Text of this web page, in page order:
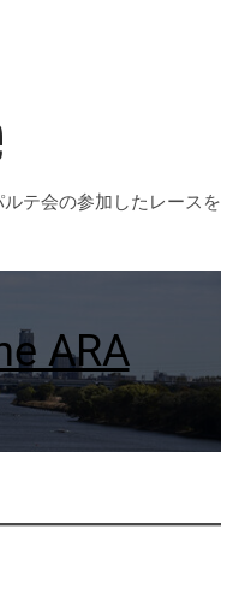
テ会の参加したレースを
ARA